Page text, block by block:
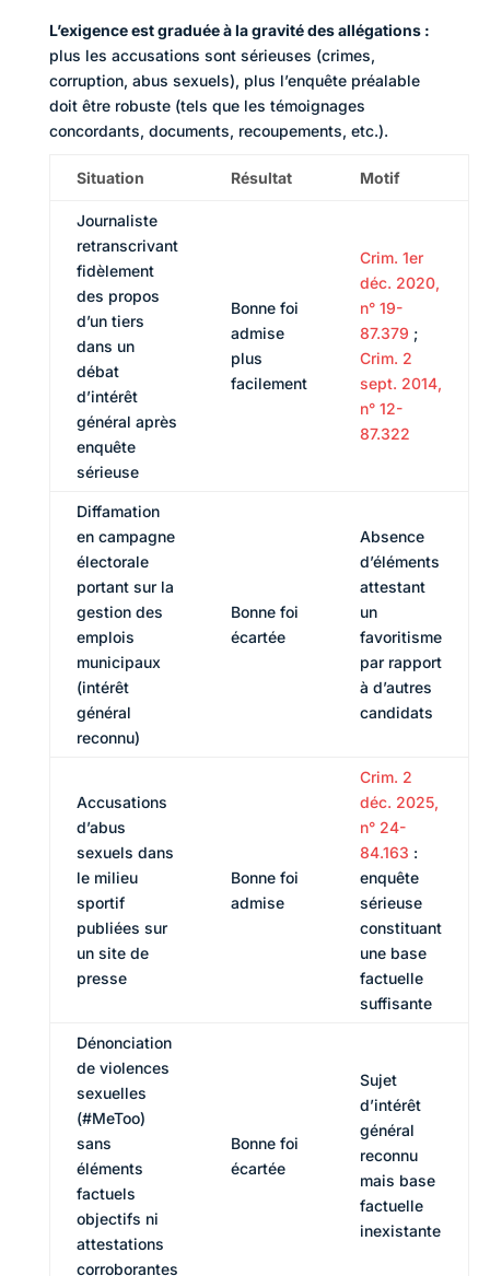
L’exigence est graduée à la gravité des allégations :
plus les accusations sont sérieuses (crimes,
corruption, abus sexuels), plus l’enquête préalable
doit être robuste (tels que les témoignages
concordants, documents, recoupements, etc.).
Situation Résultat Motif
Journaliste
retranscrivant
fidèlement
des propos
d’un tiers
dans un
débat
d’intérêt
général après
enquête
sérieuse
Bonne foi
admise
plus
facilement
Crim. 1er
déc. 2020,
n° 19-
87.379 ;
Crim. 2
sept. 2014,
n° 12-
87.322
Diffamation
en campagne
électorale
portant sur la
gestion des
emplois
municipaux
(intérêt
général
reconnu)
Bonne foi
écartée
Absence
d’éléments
attestant
un
favoritisme
par rapport
à d’autres
candidats
Accusations
d’abus
sexuels dans
le milieu
sportif
publiées sur
un site de
presse
Bonne foi
admise
Crim. 2
déc. 2025,
n° 24-
84.163 :
enquête
sérieuse
constituant
une base
factuelle
suffisante
Dénonciation
de violences
sexuelles
(#MeToo)
sans
éléments
factuels
objectifs ni
attestations
corroborantes
Bonne foi
écartée
Sujet
d’intérêt
général
reconnu
mais base
factuelle
inexistante